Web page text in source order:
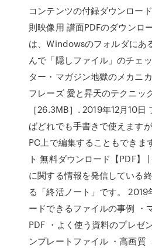
コンテンツの付録ダウンロー
則映像用 譜面PDFのダウンロ
は、Windowsのフォルダにあ
んで「隠しファイル」のチェ
ター・マガジン地獄のメカニ
フレーズ 愛と昇天のテクニッ
［26.3MB］. 2019年12月10
ばどれでも手書きで使えます
PC上で編集することもできま
ト 無料ダウンロード【PDF】
に関する情報を発信している
る「終活ノート」です。 2019
ードできるファイルの事例 ・
PDF ・よく使う資料のプレゼ
ンプレートファイル ・高画質